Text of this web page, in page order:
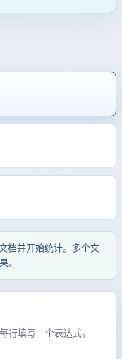
档并开始统计。多个文
。
行填写一个表达式。